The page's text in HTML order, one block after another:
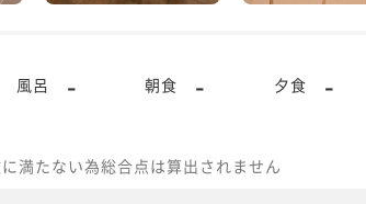
風呂 - 朝食 - 夕食 -
満たない為総合点は算出されません